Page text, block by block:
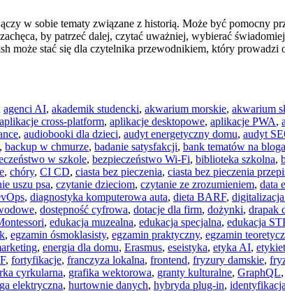
w sobie tematy związane z historią. Może być pomocny
by patrzeć dalej, czytać uważniej, wybierać
stać się dla czytelnika przewodnikiem, który prowadzi
agenci AI, akademik studencki, akwarium morskie, akwarium
aplikacje cross-platform, aplikacje desktopowe, aplikacje PWA,
, audiobooki dla dzieci, audyt energetyczny domu, audyt
, backup w chmurze, badanie satysfakcji, bank tematów na bloga
w szkole, bezpieczeństwo Wi-Fi, biblioteka szkolna,
, chóry, CI CD, ciasta bez pieczenia, ciasta bez pieczenia
uszu psa, czytanie dzieciom, czytanie ze zrozumieniem, data
, diagnostyka komputerowa auta, dieta BARF,
, dostępność cyfrowa, dotacje dla firm, dożynki, drapak
, edukacja muzealna, edukacja specjalna, edukacja
, egzamin ósmoklasisty, egzamin praktyczny, egzamin
, energia dla domu, Erasmus, eseistyka, etyka AI,
, fortyfikacje, franczyza lokalna, frontend, fryzury damskie,
cyrkularna, grafika wektorowa, granty kulturalne, GraphQL,
elektryczna, hurtownie danych, hybryda plug-in,